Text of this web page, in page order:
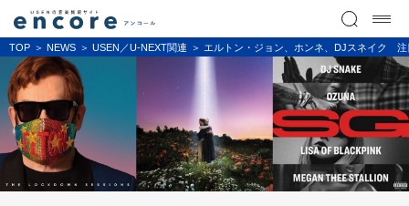
TOP NEWS USEN／U-NEXT関連 エルトン・ジョン、ホンネ、DJスネイク